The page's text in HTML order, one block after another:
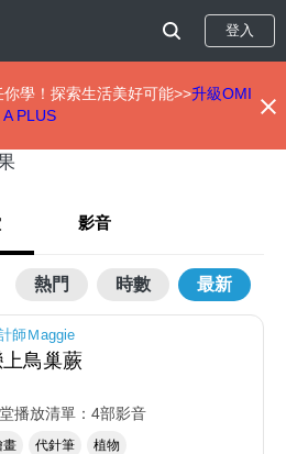
登入
學！探索生活美好可能>>升級OMI
A PLUS
影音
熱門 時數 最新
師Ｍaggie
鳥巢蕨
播放清單：4部影音
畫 代針筆 植物